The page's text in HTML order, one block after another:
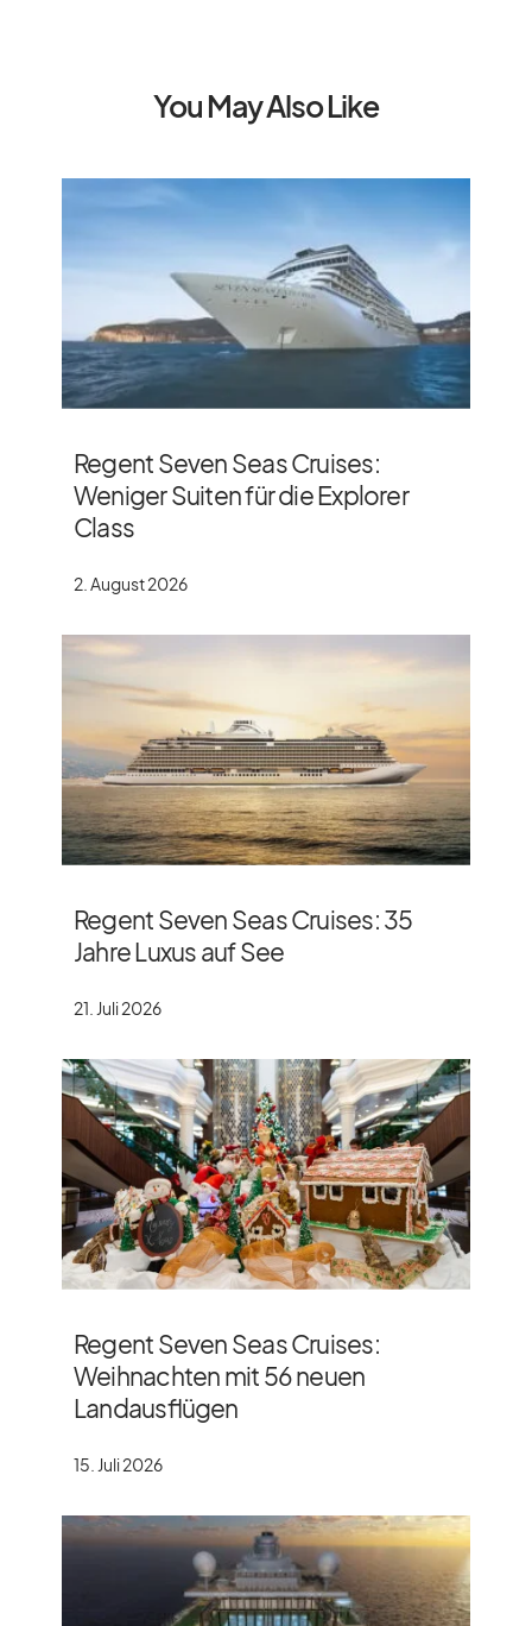
You May Also Like
Regent Seven Seas Cruises:
Weniger Suiten für die Explorer
Class
2. August 2026
Regent Seven Seas Cruises: 35
Jahre Luxus auf See
21. Juli 2026
Regent Seven Seas Cruises:
Weihnachten mit 56 neuen
Landausflügen
15. Juli 2026